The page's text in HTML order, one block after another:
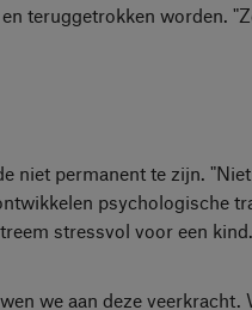
teruggetrokken worden.
niet permanent te zijn.
psychologische
stressvol voor een
we aan deze